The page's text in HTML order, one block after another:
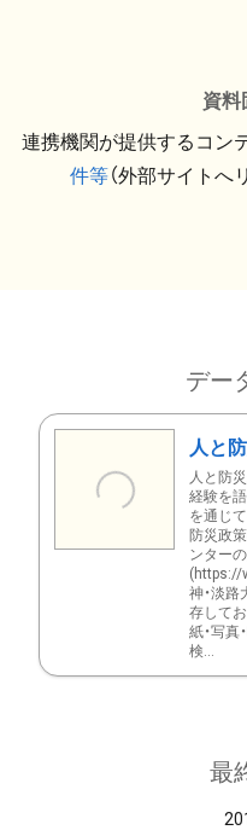
資料
連携機関が提供するコン
件等（外部サイトへ
デー
人と
人と防
経験を
を通じ
防災政
ンター
(https://
神・淡
存してお
紙・写真
検...
最